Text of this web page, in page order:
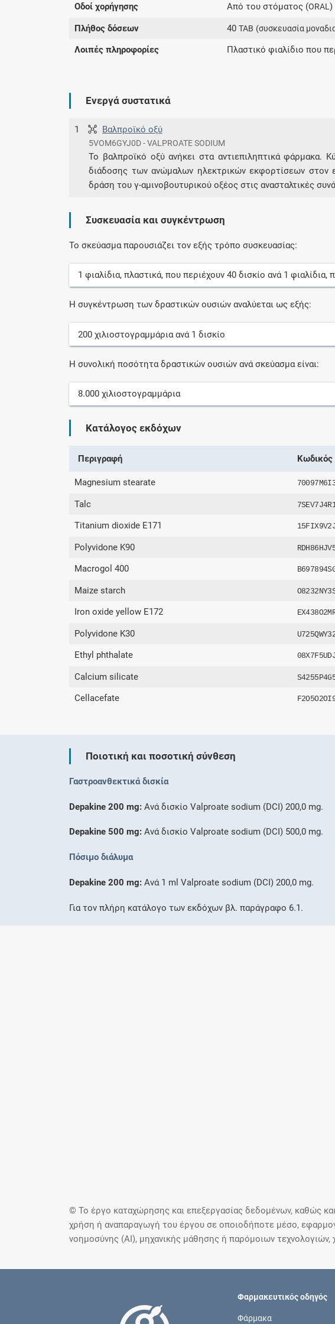
πορείας του
Οδοί χορήγησης Από του στόματος (ORAL)
Πλήθος δόσεων 40TAB (συσκευασία
Λοιπές πληροφορίες Πλαστικό φιαλίδιο που
Ενεργά συστατικά
1 Βαλπροϊκό οξύ
5VOM6GYJ0D - VALPROATE SODIUM
Το βαλπροϊκό οξύ ανήκει στα αντιεπιληπτικά φάρμακα.
διάδοσης των ανώμαλων ηλεκτρικών εκφορτίσεων στον
δράση του γ-αμινοβουτυρικού οξέος στις ανασταλτικές
Συσκευασία και συγκέντρωση
Το σκεύασμα παρουσιάζει τον εξής τρόπο συσκευασίας:
1 φιαλίδια, πλαστικά, που περιέχουν40 δισκίο ανά 1 φιαλίδια,
Η συγκέντρωση των δραστικών ουσιών αναλύεται ως εξής:
200 χιλιοστογραμμάριαανά 1 δισκίο
Η συνολική ποσότητα δραστικών ουσιών ανά σκεύασμα είναι:
8.000 χιλιοστογραμμάρια
Κατάλογος εκδόχων
Περιγραφή Κωδικός
Magnesium stearate
Talc
Titanium dioxide E171
Polyvidone K90
Macrogol 400
Maize starch
Iron oxide yellow E172
Polyvidone K30
Ethyl phthalate
Calcium silicate
Cellacefate
Ποιοτική και ποσοτική σύνθεση
Γαστροανθεκτικά δισκία
Depakine 200 mg: Ανά δισκίο Valproate sodium (DCI) 200,0 mg.
Depakine 500 mg: Aνά δισκίο Valproate sodium (DCI) 500,0 mg.
Πόσιμο διάλυμα
Depakine 200 mg: Aνά 1 ml Valproate sodium (DCI) 200,0 mg.
Για τον πλήρη κατάλογο των εκδόχων βλ. παράγραφο 6.1.
© Το έργο καταχώρησης και επεξεργασίας δεδομένων, καθώς
χρήση ή αναπαραγωγή του έργου σε οποιοδήποτε μέσο,
νοημοσύνης (AI), μηχανικής μάθησης ή παρόμοιων
Φαρμακευτικός οδηγός
Φάρμακα